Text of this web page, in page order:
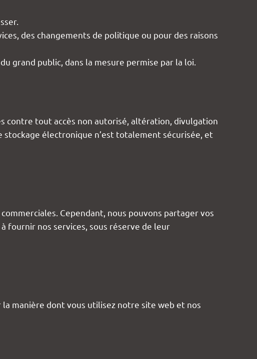
des changements de politique ou pour des raisons
grand public, dans la mesure permise par la loi.
contre tout accès non autorisé, altération, divulgation
électronique n’est totalement sécurisée, et
Cependant, nous pouvons partager vos
fournir nos services, sous réserve de leur
manière dont vous utilisez notre site web et nos